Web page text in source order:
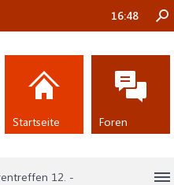
12. -
16:48
Startseite Foren